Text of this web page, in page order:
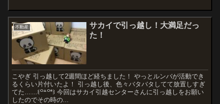
不動産
サカイで引っ越し！大満足だっ
た！
こやぎ 引っ越して2週間ほど経ちました！ やっとルンバが活動でき
るくらい片付いたよ！ 引っ越し後、色々バタバタしてて放置しすぎ
てた……꒰꒪꒫꒪*꒱ 今回はサカイ引越センターさんに引っ越しをお願い
したのでその時の...